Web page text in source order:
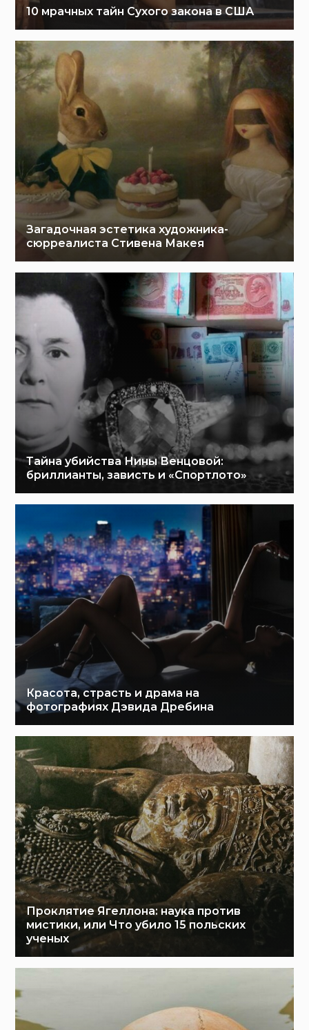
10 мрачных тайн Сухого закона в США
Загадочная эстетика художника-
сюрреалиста Стивена Макея
Тайна убийства Нины Венцовой:
бриллианты, зависть и «Спортлото»
Красота, страсть и драма на
фотографиях Дэвида Дребина
Проклятие Ягеллона: наука против
мистики, или Что убило 15 польских
ученых